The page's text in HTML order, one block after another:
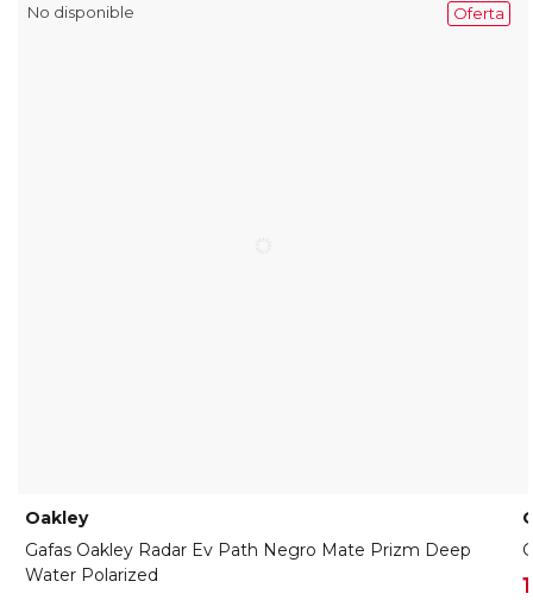
Oferta
No disponible
Oakley
Gafas Oakley Radar Ev Path Negro Mate Prizm Deep
Water Polarized